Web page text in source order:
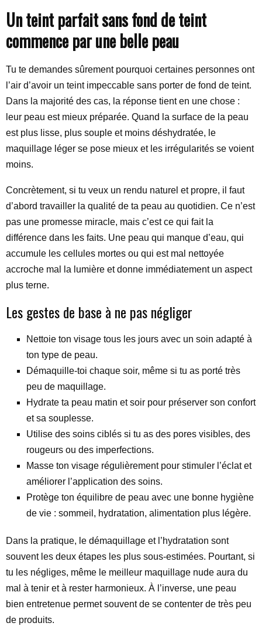
Un teint parfait sans fond de teint
commence par une belle peau
Tu te demandes sûrement pourquoi certaines personnes ont
l’air d’avoir un teint impeccable sans porter de fond de teint.
Dans la majorité des cas, la réponse tient en une chose :
leur peau est mieux préparée. Quand la surface de la peau
est plus lisse, plus souple et moins déshydratée, le
maquillage léger se pose mieux et les irrégularités se voient
moins.
Concrètement, si tu veux un rendu naturel et propre, il faut
d’abord travailler la qualité de ta peau au quotidien. Ce n’est
pas une promesse miracle, mais c’est ce qui fait la
différence dans les faits. Une peau qui manque d’eau, qui
accumule les cellules mortes ou qui est mal nettoyée
accroche mal la lumière et donne immédiatement un aspect
plus terne.
Les gestes de base à ne pas négliger
Nettoie ton visage tous les jours avec un soin adapté à
ton type de peau.
Démaquille-toi chaque soir, même si tu as porté très
peu de maquillage.
Hydrate ta peau matin et soir pour préserver son confort
et sa souplesse.
Utilise des soins ciblés si tu as des pores visibles, des
rougeurs ou des imperfections.
Masse ton visage régulièrement pour stimuler l’éclat et
améliorer l’application des soins.
Protège ton équilibre de peau avec une bonne hygiène
de vie : sommeil, hydratation, alimentation plus légère.
Dans la pratique, le démaquillage et l’hydratation sont
souvent les deux étapes les plus sous-estimées. Pourtant, si
tu les négliges, même le meilleur maquillage nude aura du
mal à tenir et à rester harmonieux. À l’inverse, une peau
bien entretenue permet souvent de se contenter de très peu
de produits.